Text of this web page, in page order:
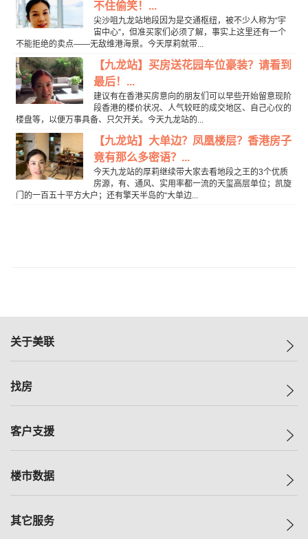
不住偷笑！...
尖沙咀九龙站地段因为是交通枢纽，被不少人称为“宇
宙中心”，但准买家们必须了解，事实上这里还有一个
不能拒绝的卖点——无敌维港海景。今天厚莉就带...
【九龙站】买房送花园车位豪装？请看到
最后！...
建议有在香港买房意向的朋友们可以早些开始留意现阶
段香港的楼价状况、人气较旺的成交地区、自己心仪的
楼盘等，以便万事具备、只欠开关。今天九龙站的...
【九龙站】大单边？凤凰楼层？香港房子
竟有那么多密语？...
今天九龙站的厚莉继续带大家去看地段之王的3个优质
房源，有、通风、实用率都一流的天玺高层单位；凯旋
门的一百五十平方大户；还有擎天半岛的“大单边...
关于美联
美联集团
人才招募
找房
一手新房
减价
美联豪宅
客户支援
自助放盘
查询热线
楼市数据
指数
其它服务